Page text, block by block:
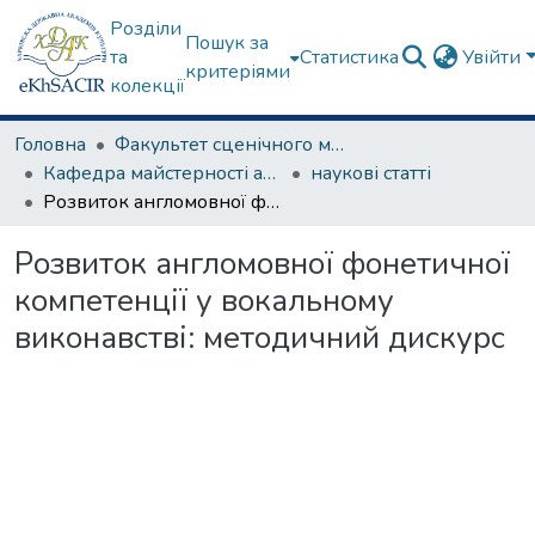
Розділи
та
колекції
Пошук за
критеріями
Статистика Увійти
Головна
Факультет сценічного мистецтва
Кафедра майстерності актора
наукові статті
Розвиток англомовної фонетичної компетенції у вокальному виконавстві: методичний дискурс
Розвиток англомовної фонетичної
компетенції у вокальному
виконавстві: методичний дискурс